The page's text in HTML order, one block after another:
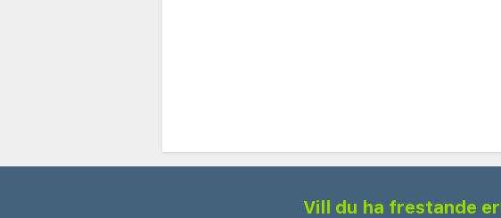
Vill du ha frestande